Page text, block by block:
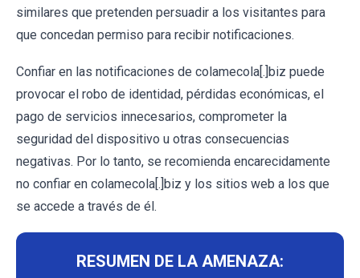
similares que pretenden persuadir a los visitantes para
que concedan permiso para recibir notificaciones.
Confiar en las notificaciones de colamecola[.]biz puede
provocar el robo de identidad, pérdidas económicas, el
pago de servicios innecesarios, comprometer la
seguridad del dispositivo u otras consecuencias
negativas. Por lo tanto, se recomienda encarecidamente
no confiar en colamecola[.]biz y los sitios web a los que
se accede a través de él.
RESUMEN DE LA AMENAZA: